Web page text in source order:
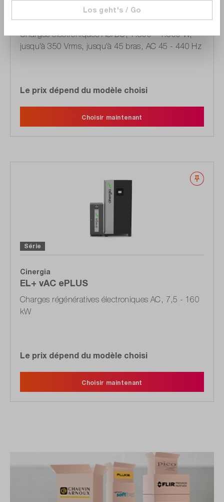
63800 Series
Charges électroniques AC/DC, 1.800 - 4.500 W,
jusqu'à 350 Vrms, jusqu'à 45 bras, AC 45 - 440 Hz
Le prix dépend du modèle choisi
Choisir maintenant
Noter
Série
Cinergia
EL+ vAC ePLUS
Charges régénératives électroniques AC, 7,5 - 160
kW
Le prix dépend du modèle choisi
Choisir maintenant
Los geht's / Go